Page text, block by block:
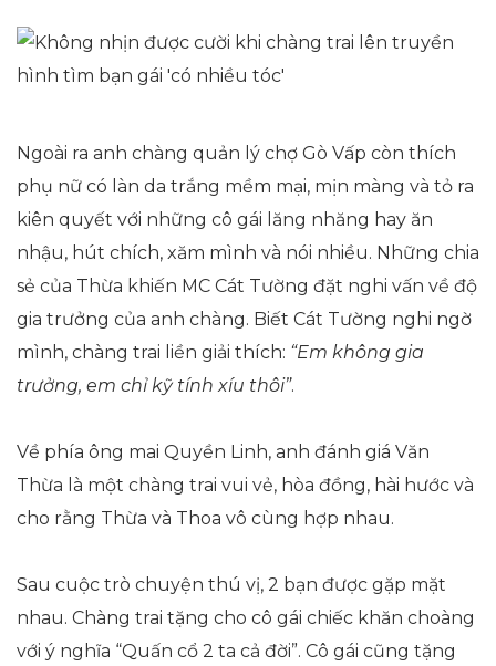
Ngoài ra anh chàng quản lý chợ Gò Vấp còn thích
phụ nữ có làn da trắng mềm mại, mịn màng và tỏ ra
kiên quyết với những cô gái lăng nhăng hay ăn
nhậu, hút chích, xăm mình và nói nhiều. Những chia
sẻ của Thừa khiến MC Cát Tường đặt nghi vấn về độ
gia trưởng của anh chàng. Biết Cát Tường nghi ngờ
mình, chàng trai liền giải thích: “Em không gia
trưởng, em chỉ kỹ tính xíu thôi”.
Về phía ông mai Quyền Linh, anh đánh giá Văn
Thừa là một chàng trai vui vẻ, hòa đồng, hài hước và
cho rằng Thừa và Thoa vô cùng hợp nhau.
Sau cuộc trò chuyện thú vị, 2 bạn được gặp mặt
nhau. Chàng trai tặng cho cô gái chiếc khăn choàng
với ý nghĩa “Quấn cổ 2 ta cả đời”. Cô gái cũng tặng